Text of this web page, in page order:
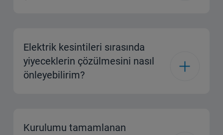
Elektrik kesintileri sırasında
yiyeceklerin çözülmesini nasıl
önleyebilirim?
Kurulumu tamamlanan